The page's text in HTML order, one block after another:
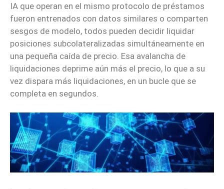
IA que operan en el mismo protocolo de préstamos
fueron entrenados con datos similares o comparten
sesgos de modelo, todos pueden decidir liquidar
posiciones subcolateralizadas simultáneamente en
una pequeña caída de precio. Esa avalancha de
liquidaciones deprime aún más el precio, lo que a su
vez dispara más liquidaciones, en un bucle que se
completa en segundos.